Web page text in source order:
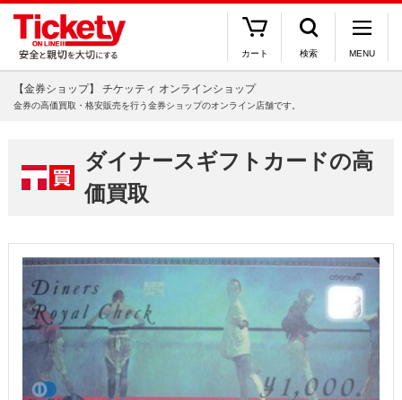
カート 検索 MENU
【金券ショップ】 チケッティ オンラインショップ
金券の高価買取・格安販売を行う金券ショップのオンライン店舗です。
ダイナースギフトカードの高
価買取